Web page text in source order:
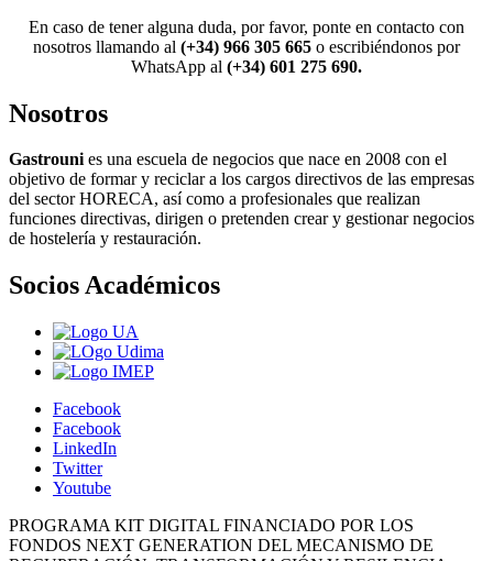
En caso de tener alguna duda, por favor, ponte en contacto con
nosotros llamando al (+34) 966 305 665 o escribiéndonos por
WhatsApp al (+34) 601 275 690.
Nosotros
Gastrounies una escuela de negocios que nace en 2008 con el
objetivo de formar y reciclar a los cargos directivos de las empresas
del sector HORECA, así como a profesionales que realizan
funciones directivas, dirigen o pretenden crear y gestionar negocios
de hostelería y restauración.
Socios Académicos
Facebook
Facebook
LinkedIn
Twitter
Youtube
PROGRAMA KIT DIGITAL FINANCIADO POR LOS
FONDOS NEXT GENERATION DEL MECANISMO DE